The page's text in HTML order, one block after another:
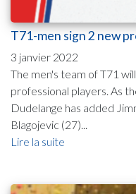
T71-men sign 2 new
3 janvier 2022
The men's team of T71
professional players. As
Dudelange has added
Blagojevic (27)...
Lire la suite